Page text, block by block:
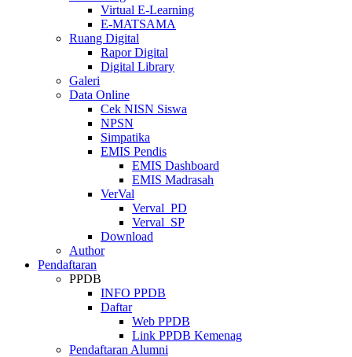
Virtual E-Learning
E-MATSAMA
Ruang Digital
Rapor Digital
Digital Library
Galeri
Data Online
Cek NISN Siswa
NPSN
Simpatika
EMIS Pendis
EMIS Dashboard
EMIS Madrasah
VerVal
Verval_PD
Verval_SP
Download
Author
Pendaftaran
PPDB
INFO PPDB
Daftar
Web PPDB
Link PPDB Kemenag
Pendaftaran Alumni